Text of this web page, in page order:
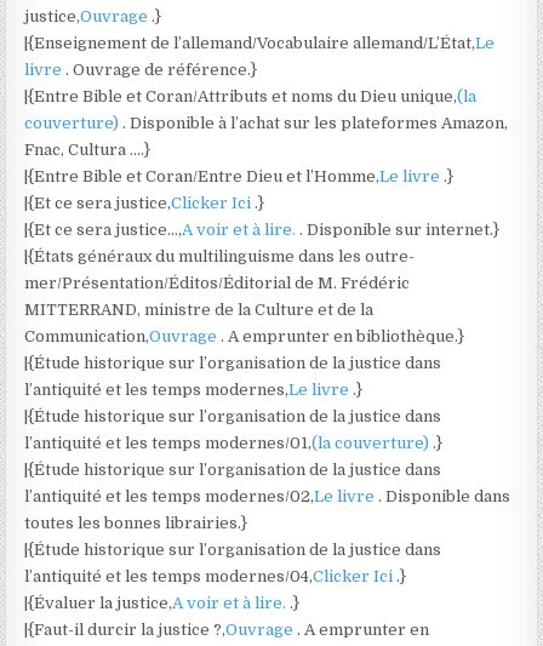
justice,Ouvrage.}
|{Enseignement de l’allemand/Vocabulaire allemand/L’État,Le
livre. Ouvrage de référence.}
|{Entre Bible et Coran/Attributs et noms du Dieu unique,(la
couverture). Disponible à l’achat sur les plateformes Amazon,
Fnac, Cultura ….}
|{Entre Bible et Coran/Entre Dieu et l’Homme,Le livre.}
|{Et ce sera justice,Clicker Ici.}
|{Et ce sera justice…,A voir et à lire.. Disponible sur internet.}
|{États généraux du multilinguisme dans les outre-
mer/Présentation/Éditos/Éditorial de M. Frédéric
MITTERRAND, ministre de la Culture et de la
Communication,Ouvrage. A emprunter en bibliothèque.}
|{Étude historique sur l’organisation de la justice dans
l’antiquité et les temps modernes,Le livre.}
|{Étude historique sur l’organisation de la justice dans
l’antiquité et les temps modernes/01,(la couverture).}
|{Étude historique sur l’organisation de la justice dans
l’antiquité et les temps modernes/02,Le livre. Disponible dans
toutes les bonnes librairies.}
|{Étude historique sur l’organisation de la justice dans
l’antiquité et les temps modernes/04,Clicker Ici.}
|{Évaluer la justice,A voir et à lire..}
|{Faut-il durcir la justice ?,Ouvrage. A emprunter en